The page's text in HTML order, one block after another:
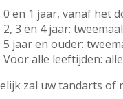
0 en 1 jaar, vanaf het
2, 3 en 4 jaar:
5 jaar en ouder:
Voor alle leeftijden:
zal uw tandarts of